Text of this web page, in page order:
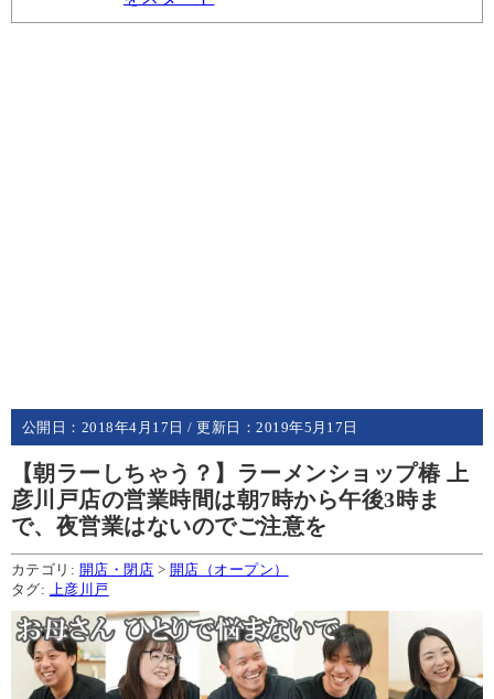
公開日： 2018年4月17日 / 更新日：2019年5月17日
【朝ラーしちゃう？】ラーメンショップ椿 上
彦川戸店の営業時間は朝7時から午後3時ま
で、夜営業はないのでご注意を
カテゴリ: 開店・閉店 > 開店（オープン）
タグ: 上彦川戸